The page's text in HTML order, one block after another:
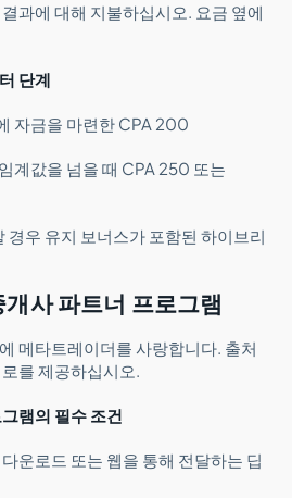
과에 대해 지불하십시오. 요금 옆에
단계
자금을 마련한 CPA 200
계값을 넘을 때 CPA 250 또는
경우 유지 보너스가 포함된 하이브리
사 파트너 프로그램
메타트레이더를 사랑합니다. 출처
를 제공하십시오.
램의 필수 조건
운로드 또는 웹을 통해 전달하는 딥